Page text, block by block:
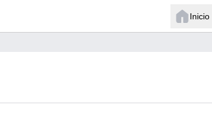
Inicio